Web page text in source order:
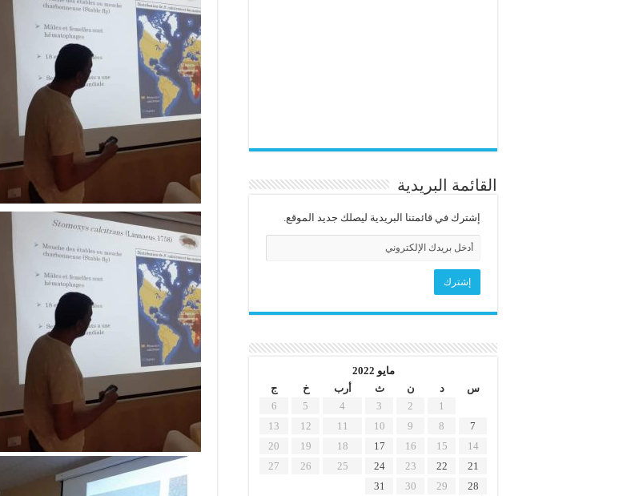
القائمة البريدية
إشترك في قائمتنا البريدية ليصلك جديد الموقع.
مايو 2022
س
د ن ث أرب خ
ج
1
2
3
4
5
6
7
8
9
10
11
12
13
14
15
16
17
18
19
20
21
22
23
24
25
26
27
28
29
30
31